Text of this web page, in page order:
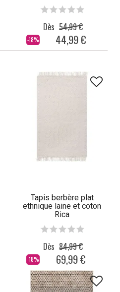
-18%
Dès 54,99 €
44,99 €
Tapis berbère plat
ethnique laine et coton
Rica
-18%
Dès 84,99 €
69,99 €